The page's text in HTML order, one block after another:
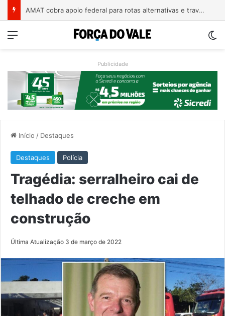
A arte de projetar o dom de cuidar
Menu
Publicidade
Início / Destaques
Destaques Polícia
Tragédia: serralheiro cai de
telhado de creche em
construção
Última Atualização 3 de março de 2022